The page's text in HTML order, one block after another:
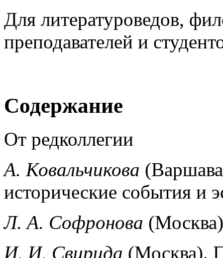
Для литературоведов,
преподавателей и
Содержание
От редколлегии
А. Ковальчикова
историче­ские события и
Л. А. Софронова
И. И. Свирида (Москва).